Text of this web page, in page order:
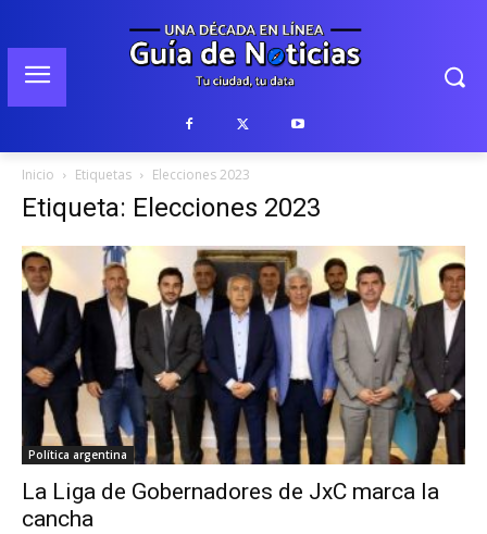
Inicio Etiquetas Elecciones 2023
Etiqueta: Elecciones 2023
Política argentina
La Liga de Gobernadores de JxC marca la
cancha